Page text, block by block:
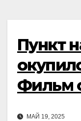
Пункт
Фильм
МАЙ 19, 2025